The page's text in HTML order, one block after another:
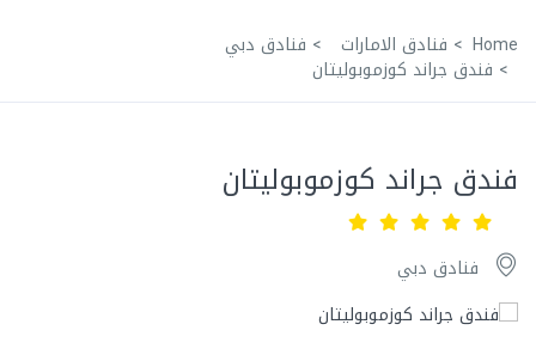
Home فنادق الامارات فنادق دبي
فندق جراند كوزموبوليتان
فندق جراند كوزموبوليتان
فنادق دبي